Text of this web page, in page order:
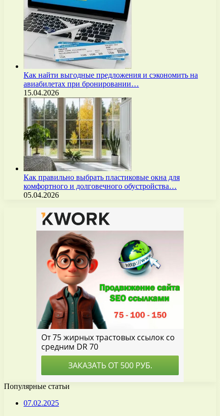
Как найти выгодные предложения и сэкономить на
авиабилетах при бронировании…
15.04.2026
Как правильно выбрать пластиковые окна для
комфортного и долговечного обустройства…
05.04.2026
Популярные статьи
07.02.2025